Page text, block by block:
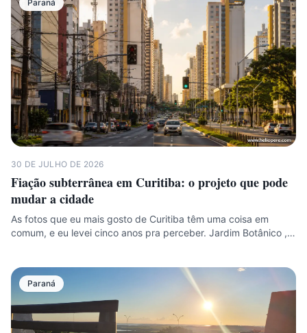
Paraná
30 DE JULHO DE 2026
Fiação subterrânea em Curitiba: o projeto que pode
mudar a cidade
As fotos que eu mais gosto de Curitiba têm uma coisa em
comum, e eu levei cinco anos pra perceber. Jardim Botânico ,…
Paraná